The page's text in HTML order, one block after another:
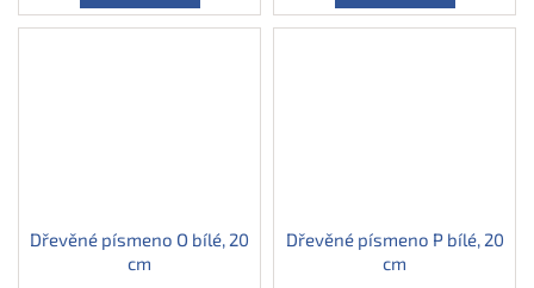
Dřevěné písmeno O bílé, 20
cm
Dřevěné písmeno P bílé, 20
cm